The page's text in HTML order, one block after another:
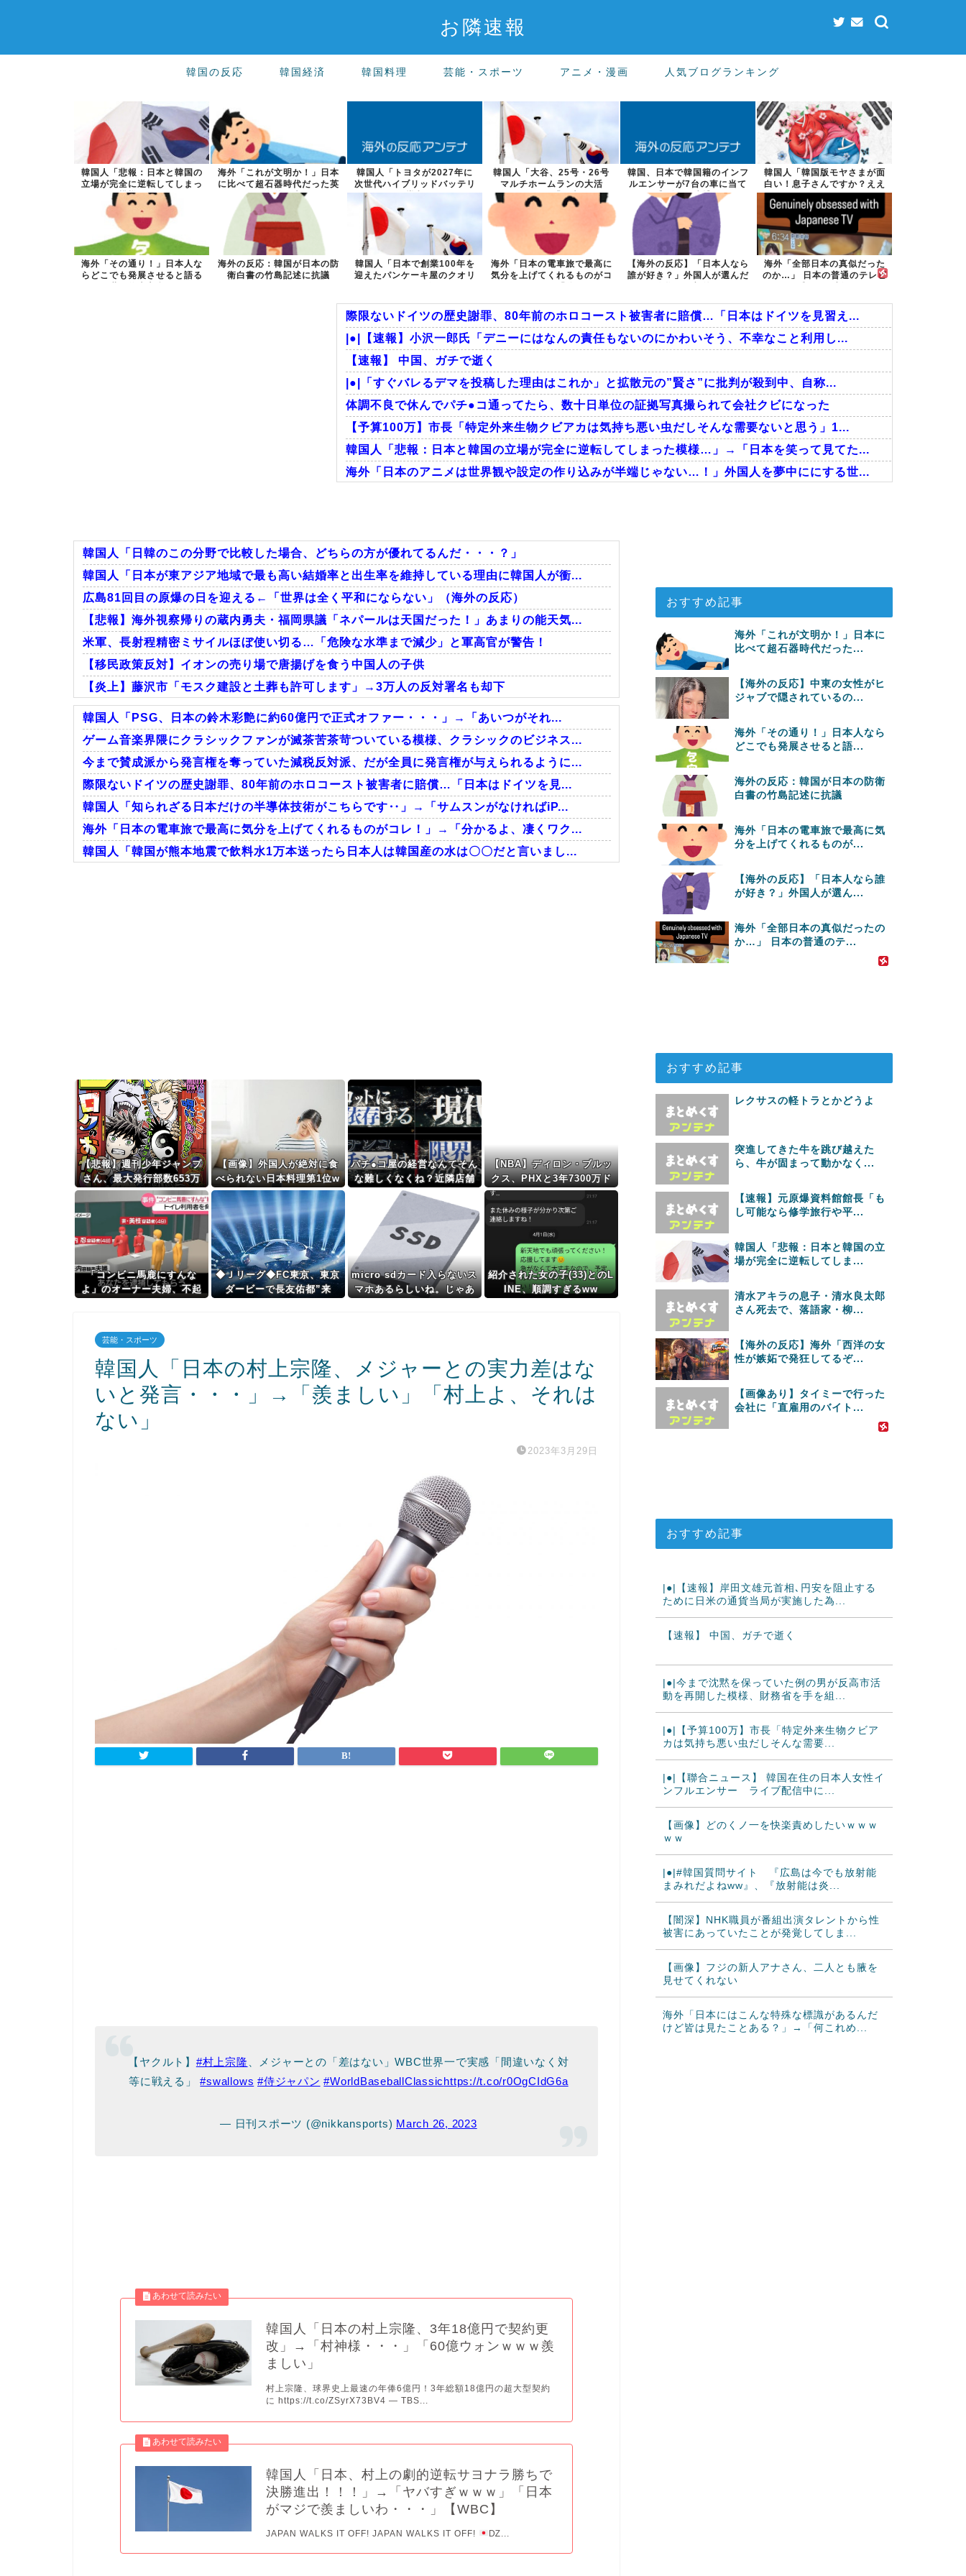
お隣速報
韓国の反応 韓国経済 韓国料理 芸能・スポーツ アニメ・漫画 人気ブログランキング
韓国人「悲報：日本と韓国の
立場が完全に逆転してしまっ
た模様…」→...
海外「これが文明か！」日本
に比べて超石器時代だった英
国に海外が大...
韓国人「トヨタが2027年に
次世代ハイブリッドバッテリ
ーを導入へ...
韓国人「大谷、25号・26号
マルチホームランの大活
躍！」→「日本...
韓国、日本で韓国籍のインフ
ルエンサーが7台の車に当て
逃げして逮捕...
韓国人「韓国版モヤさまが面
白い！息子さんですか？ええ
えええっ？？...
海外「その通り！」日本人な
らどこでも発展させると語る
海外の反応：韓国が日本の防
衛白書の竹島記述に抗議
韓国人「日本で創業100年を
迎えたパンケーキ屋のクオリ
海外「日本の電車旅で最高に
気分を上げてくれるものがコ
【海外の反応】「日本人なら
誰が好き？」外国人が選んだ
海外「全部日本の真似だった
のか…」 日本の普通のテレビ
際限ないドイツの歴史謝罪、80年前のホロコースト被害者に賠償…「日本はドイツを見習え...
|●|【速報】小沢一郎氏「デニーにはなんの責任もないのにかわいそう、不幸なこと利用し...
【速報】 中国、ガチで逝く
|●|「すぐバレるデマを投稿した理由はこれか」と拡散元の”賢さ”に批判が殺到中、自称...
体調不良で休んでパチ●コ通ってたら、数十日単位の証拠写真撮られて会社クビになった
【予算100万】市長「特定外来生物クビアカは気持ち悪い虫だしそんな需要ないと思う」1...
韓国人「悲報：日本と韓国の立場が完全に逆転してしまった模様…」→「日本を笑って見てた...
海外「日本のアニメは世界観や設定の作り込みが半端じゃない…！」外国人を夢中ににする世...
韓国人「トヨタが2027年に次世代ハイブリッドバッテリーを導入へ！最大1000kmの...
Powered by livedoor 相互RSS
韓国人「日韓のこの分野で比較した場合、どちらの方が優れてるんだ・・・？」
韓国人「日本が東アジア地域で最も高い結婚率と出生率を維持している理由に韓国人が衝...
広島81回目の原爆の日を迎える←「世界は全く平和にならない」（海外の反応）
【悲報】海外視察帰りの蔵内勇夫・福岡県議「ネパールは天国だった！」あまりの能天気...
米軍、長射程精密ミサイルほぼ使い切る…「危険な水準まで減少」と軍高官が警告！
【移民政策反対】イオンの売り場で唐揚げを食う中国人の子供
【炎上】藤沢市「モスク建設と土葬も許可します」→3万人の反対署名も却下
Powered by livedoor 相互RSS
韓国人「PSG、日本の鈴木彩艶に約60億円で正式オファー・・・」→「あいつがそれ...
ゲーム音楽界隈にクラシックファンが滅茶苦茶苛ついている模様、クラシックのビジネス...
今まで賛成派から発言権を奪っていた減税反対派、だが全員に発言権が与えられるように...
際限ないドイツの歴史謝罪、80年前のホロコースト被害者に賠償…「日本はドイツを見...
韓国人「知られざる日本だけの半導体技術がこちらです‥」→「サムスンがなければiP...
海外「日本の電車旅で最高に気分を上げてくれるものがコレ！」→「分かるよ、凄くワク...
韓国人「韓国が熊本地震で飲料水1万本送ったら日本人は韓国産の水は〇〇だと言いまし...
【悲報】週刊少年ジャンプ
さん、最大発行部数653万
部から急降下でついに100
万部を割ってしまう
【画像】外国人が絶対に食
べられない日本料理第1位w
wwwwwwww
パチ●コ屋の経営なんてそん
な難しくなくね？近隣店舗
よりちょっと多めに出して
おけば勝手に客が寄ってく
るのに強欲すぎて極限まで
搾り取るから客が飛ぶんだ
【NBA】ディロン・ブルッ
クス、PHXと3年7300万ド
ルで契約延長
「コンビニ馬鹿にすんな
よ」のオーナー夫婦、不起
◆Ｊリーグ◆FC東京、東京
ダービーで長友佑都”来
micro sdカード入らないス
マホあるらしいね。じゃあ
紹介された女の子(33)とのL
INE、順調すぎるww
芸能・スポーツ
韓国人「日本の村上宗隆、メジャーとの実力差はな
いと発言・・・」→「羨ましい」「村上よ、それは
ない」
2023年3月29日
【ヤクルト】 #村上宗隆 、メジャーとの「差はない」WBC世界一で実感「間違いなく対
等に戦える」#swallows #侍ジャパン #WorldBaseballClassichttps://t.co/r0OgCIdG6a
— 日刊スポーツ (@nikkansports) March 26, 2023
韓国人「日本の村上宗隆、3年18億円で契約更
改」→「村神様・・・」「60億ウォンｗｗｗ羨
ましい」
村上宗隆、球界史上最速の年俸6億円！3年総額18億円の超大型契約
に https://t.co/ZSyrX73BV4 — TBS...
韓国人「日本、村上の劇的逆転サヨナラ勝ちで
決勝進出！！！」→「ヤバすぎｗｗｗ」「日本
がマジで羨ましいわ・・・」【WBC】
JAPAN WALKS IT OFF! JAPAN WALKS IT OFF! Ǳ...
おすすめ記事
海外「これが文明か！」日本に
比べて超石器時代だった...
【海外の反応】中東の女性がヒ
ジャブで隠されているの...
海外「その通り！」日本人なら
どこでも発展させると語...
海外の反応：韓国が日本の防衛
白書の竹島記述に抗議
海外「日本の電車旅で最高に気
分を上げてくれるものが...
【海外の反応】「日本人なら誰
が好き？」外国人が選ん...
海外「全部日本の真似だったの
か…」 日本の普通のテ...
おすすめ記事
レクサスの軽トラとかどうよ
突進してきた牛を跳び越えた
ら、牛が固まって動かなく...
【速報】元原爆資料館館長「も
し可能なら修学旅行や平...
韓国人「悲報：日本と韓国の立
場が完全に逆転してしま...
清水アキラの息子・清水良太郎
さん死去で、落語家・柳...
【海外の反応】海外「西洋の女
性が嫉妬で発狂してるぞ...
【画像あり】タイミーで行った
会社に「直雇用のバイト...
おすすめ記事
|●|【速報】岸田文雄元首相､円安を阻止する
ために日米の通貨当局が実施した為...
【速報】 中国、ガチで逝く
|●|今まで沈黙を保っていた例の男が反高市活
動を再開した模様、財務省を手を組...
|●|【予算100万】市長「特定外来生物クビア
カは気持ち悪い虫だしそんな需要...
|●|【聯合ニュース】 韓国在住の日本人女性イ
ンフルエンサー ライブ配信中に...
【画像】どのくノ一を快楽責めしたいｗｗｗ
ｗｗ
|●|#韓国質問サイト 『広島は今でも放射能
まみれだよねww』、『放射能は炎...
【闇深】NHK職員が番組出演タレントから性
被害にあっていたことが発覚してしま...
【画像】フジの新人アナさん、二人とも腋を
見せてくれない
海外「日本にはこんな特殊な標識があるんだ
けど皆は見たことある？」→「何これめ...